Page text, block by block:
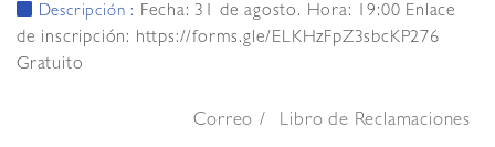
Descripción : Fecha: 31 de agosto. Hora: 19:00 Enlace
de inscripción: https://forms.gle/ELKHzFpZ3sbcKP276
Gratuito
Correo Libro de Reclamaciones